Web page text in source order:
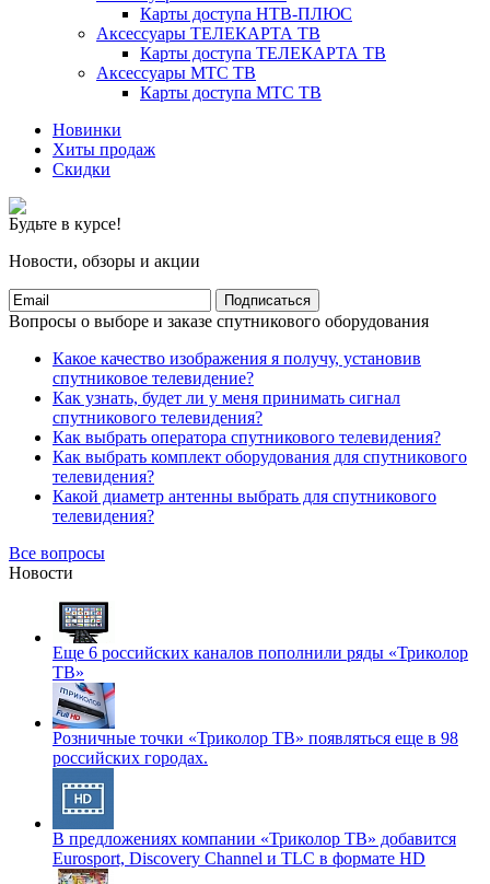
Карты доступа НТВ-ПЛЮС
Аксессуары ТЕЛЕКАРТА ТВ
Карты доступа ТЕЛЕКАРТА ТВ
Аксессуары МТС ТВ
Карты доступа МТС ТВ
Новинки
Хиты продаж
Скидки
Будьте в курсе!
Новости, обзоры и акции
Подписаться
Вопросы о выборе и заказе спутникового оборудования
Какое качество изображения я получу, установив
спутниковое телевидение?
Как узнать, будет ли у меня принимать сигнал
спутникового телевидения?
Как выбрать оператора спутникового телевидения?
Как выбрать комплект оборудования для спутникового
телевидения?
Какой диаметр антенны выбрать для спутникового
телевидения?
Все вопросы
Новости
Еще 6 российских каналов пополнили ряды «Триколор
ТВ»
Розничные точки «Триколор ТВ» появляться еще в 98
российских городах.
В предложениях компании «Триколор ТВ» добавится
Eurosport, Discovery Channel и TLC в формате HD